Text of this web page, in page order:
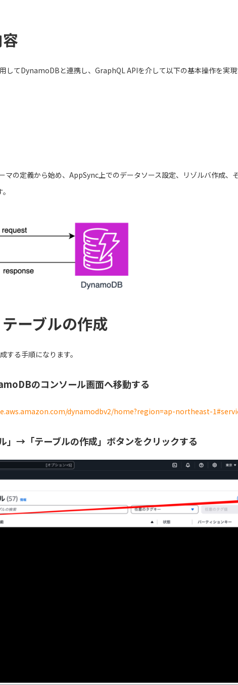
してDynamoDBと連携し、GraphQL APIを介して以下の基本操作を実
マの定義から始め、AppSync上でのデータソース設定、リゾルバ作成、
ーブルの作成
る手順になります。
のコンソール画面へ移動する
dynamodbv2/home?region=ap-northeast-
」→「テーブルの作成」ボタンをクリックする